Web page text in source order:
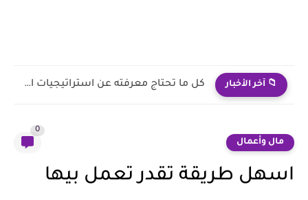
📁 آخر الأخبار كيف تجعل اعلانات غوغل تجذب المزيد من العملاء؟
مال وأعمال
0
اسهل طريقة تقدر تعمل بيها